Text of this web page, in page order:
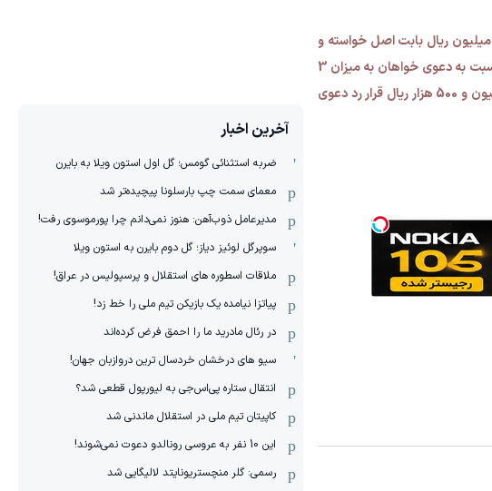
در پی شکایت محمدرضا سنگ سفیدی از باشگاه مس سونگون ورزقان، این باشگاه به پرداخت مبلغ 32 میلیارد و 32 میلیون ریال بابت اصل خواسته و
مبلغ یک میلیارد و 240 میلیون و 855 هزار ریال بابت هزینه دادرسی در حق خواهان محکوم شد. کمیته وضعیت نسبت به دعوی خواهان به میزان 3
میلیارد و 470 میلیون ریال حکم به بی‌حقی صادر کرد. همچنین بابت هزینه های غذا به مبلغ یک میلیارد و 266 میلیون و 500 هزار ریال قرار رد دعوی
آخرین اخبار
ضربه استثنائی گومس؛ گل اول استون ویلا به بایرن
معمای سمت چپ بارسلونا پیچیده‌تر شد
مدیرعامل ذوب‌آهن: هنوز نمی‌دانم چرا پورموسوی رفت!
سوپرگل لوئیز دیاز؛ گل دوم بایرن به استون ویلا
ملاقات اسطوره های استقلال و پرسپولیس در عراق!
پیاتزا نیامده یک بازیکن تیم ملی را خط زد!
در رئال مادرید ما را احمق فرض کرده‌اند
سیو های درخشان خردسال ترین دروازبان جهان!
انتقال ستاره پی‌اس‌جی به لیورپول قطعی شد؟
کاپیتان تیم ملی در استقلال ماندنی شد
این 10 نفر به عروسی رونالدو دعوت نمی‌شوند!
رسمی: گلر منچستریونایتد لالیگایی شد